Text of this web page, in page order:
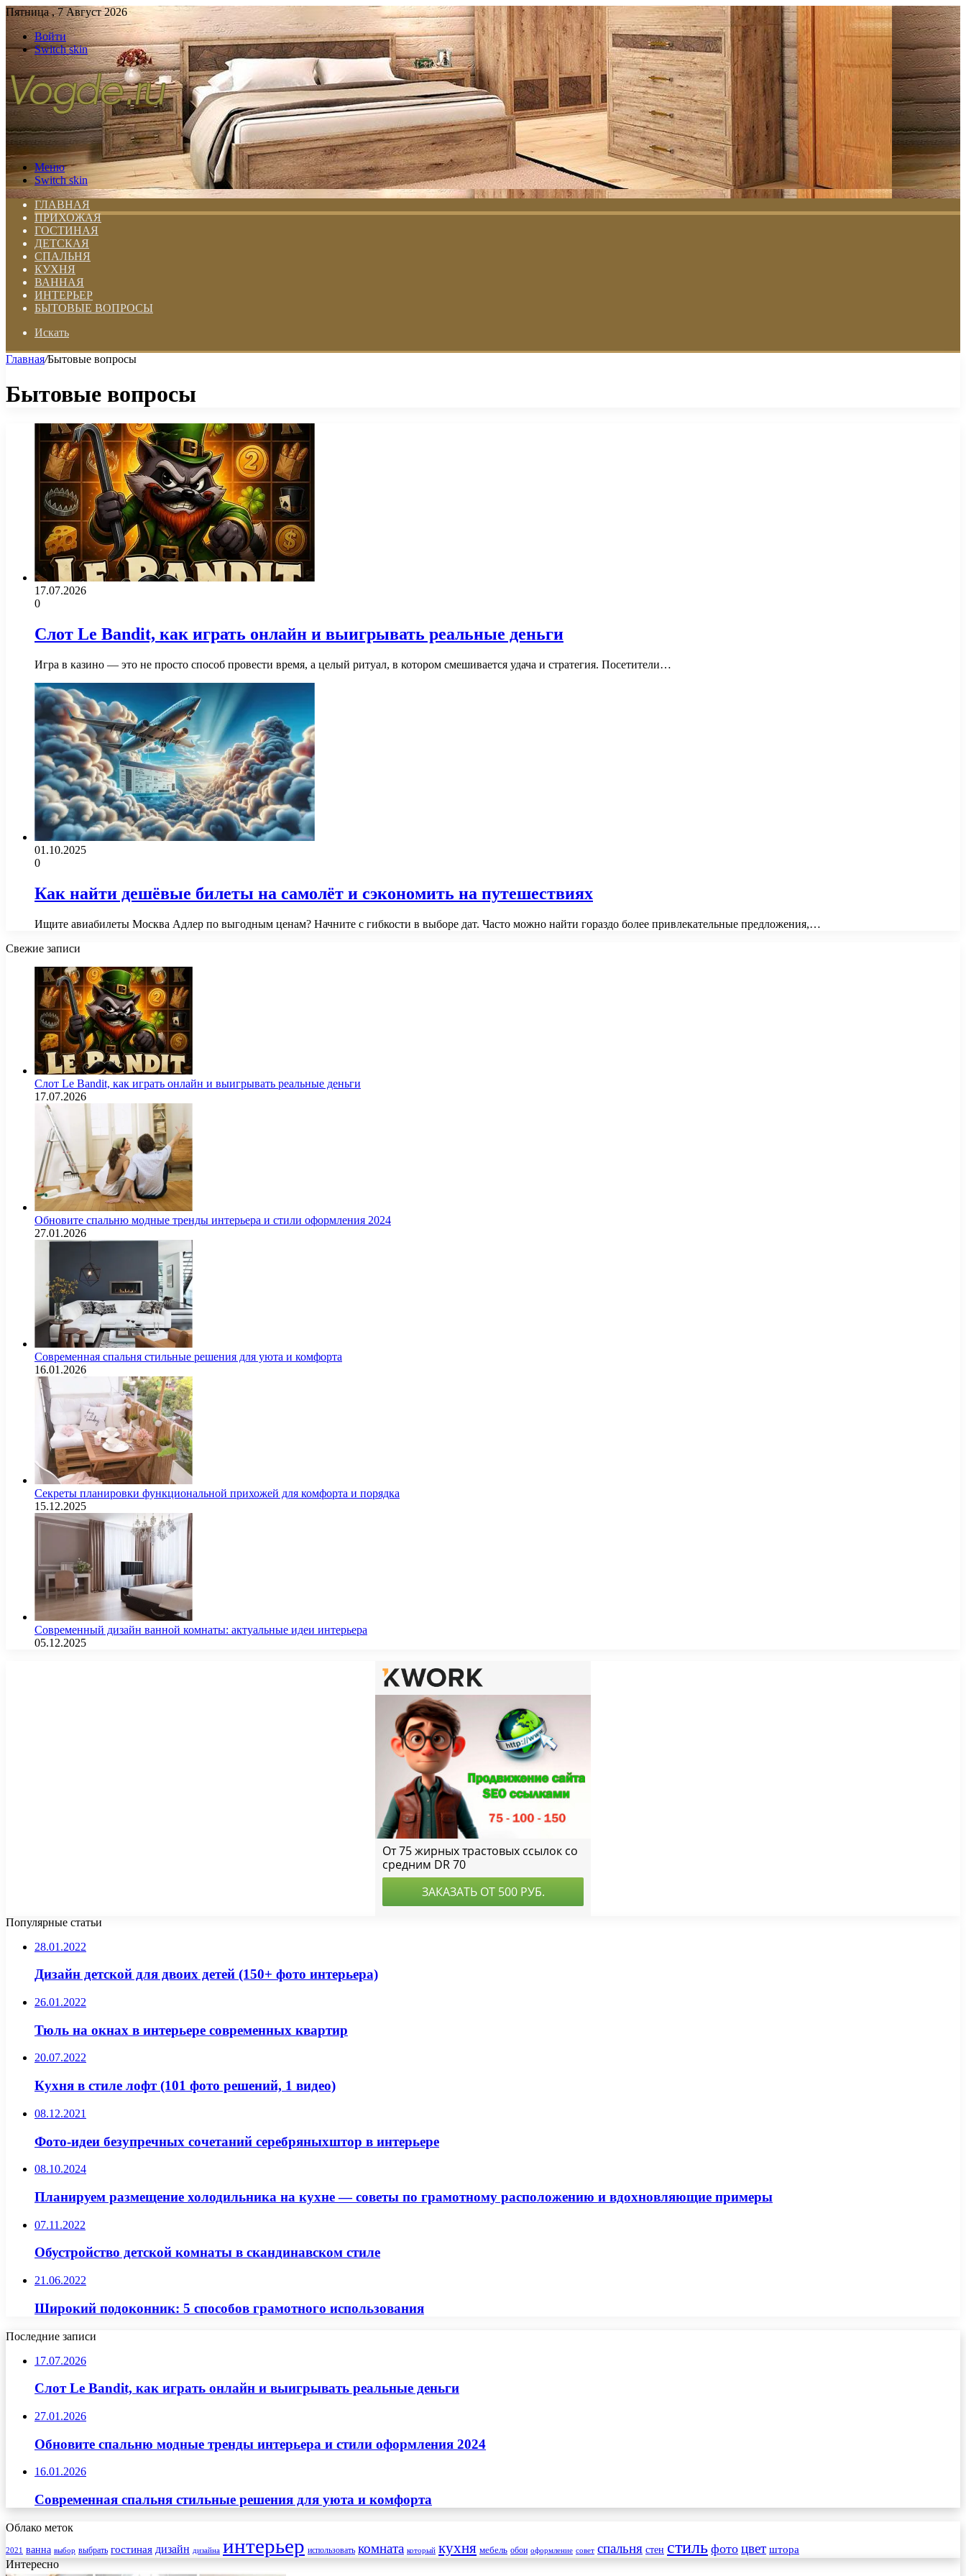
Пятница , 7 Август 2026
Войти
Switch skin
Меню
Switch skin
ГЛАВНАЯ
ПРИХОЖАЯ
ГОСТИНАЯ
ДЕТСКАЯ
СПАЛЬНЯ
КУХНЯ
ВАННАЯ
ИНТЕРЬЕР
БЫТОВЫЕ ВОПРОСЫ
Искать
Главная/Бытовые вопросы
Бытовые вопросы
17.07.2026
0
Слот Le Bandit, как играть онлайн и выигрывать реальные деньги
Игра в казино — это не просто способ провести время, а целый ритуал, в котором смешивается удача и стратегия. Посетители…
01.10.2025
0
Как найти дешёвые билеты на самолёт и сэкономить на путешествиях
Ищите авиабилеты Москва Адлер по выгодным ценам? Начните с гибкости в выборе дат. Часто можно найти гораздо более привлекательные предложения,…
Свежие записи
Слот Le Bandit, как играть онлайн и выигрывать реальные деньги
17.07.2026
Обновите спальню модные тренды интерьера и стили оформления 2024
27.01.2026
Современная спальня стильные решения для уюта и комфорта
16.01.2026
Секреты планировки функциональной прихожей для комфорта и порядка
15.12.2025
Современный дизайн ванной комнаты: актуальные идеи интерьера
05.12.2025
Популярные статьи
28.01.2022
Дизайн детской для двоих детей (150+ фото интерьера)
26.01.2022
Тюль на окнах в интерьере современных квартир
20.07.2022
Кухня в стиле лофт (101 фото решений, 1 видео)
08.12.2021
Фото-идеи безупречных сочетаний серебряныхштор в интерьере
08.10.2024
Планируем размещение холодильника на кухне — советы по грамотному расположению и вдохновляющие примеры
07.11.2022
Обустройство детской комнаты в скандинавском стиле
21.06.2022
Широкий подоконник: 5 способов грамотного использования
Последние записи
17.07.2026
Слот Le Bandit, как играть онлайн и выигрывать реальные деньги
27.01.2026
Обновите спальню модные тренды интерьера и стили оформления 2024
16.01.2026
Современная спальня стильные решения для уюта и комфорта
Облако меток
2021 ванна выбор выбрать гостиная дизайн дизайна интерьер использовать комната который кухня мебель обои оформление совет спальня стен стиль фото цвет штора
Интересно